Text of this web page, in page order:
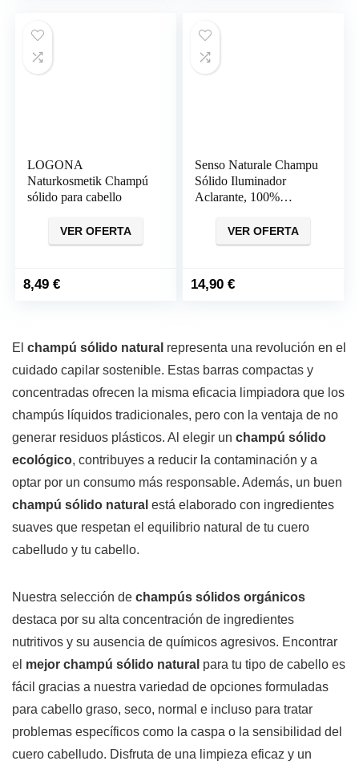
LOGONA
Naturkosmetik Champú
sólido para cabello
VER OFERTA
8,49€
Senso Naturale Champu
Sólido Iluminador
Aclarante, 100%
VER OFERTA
14,90€
El champú sólido natural representa una revolución en el
cuidado capilar sostenible. Estas barras compactas y
concentradas ofrecen la misma eficacia limpiadora que los
champús líquidos tradicionales, pero con la ventaja de no
generar residuos plásticos. Al elegir un champú sólido
ecológico, contribuyes a reducir la contaminación y a
optar por un consumo más responsable. Además, un buen
champú sólido natural está elaborado con ingredientes
suaves que respetan el equilibrio natural de tu cuero
cabelludo y tu cabello.
Nuestra selección de champús sólidos orgánicos
destaca por su alta concentración de ingredientes
nutritivos y su ausencia de químicos agresivos. Encontrar
el mejor champú sólido natural para tu tipo de cabello es
fácil gracias a nuestra variedad de opciones formuladas
para cabello graso, seco, normal e incluso para tratar
problemas específicos como la caspa o la sensibilidad del
cuero cabelludo. Disfruta de una limpieza eficaz y un